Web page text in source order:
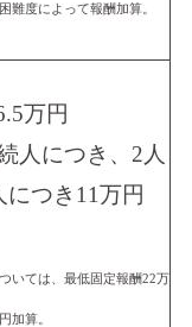
難度によって報酬加算。
万円
人につき、2人
につき11万円
いては、最低固定報酬22万
円加算。